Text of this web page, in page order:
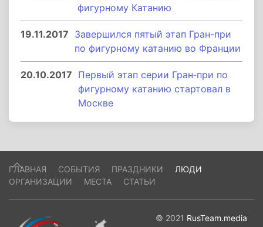
фигурному Катанию
19.11.2017 Завершился пятый этап Гран-при
по фигурному катанию во Франции
20.10.2017 Первый этап серии Гран‑при по
фигурному катанию стартовал в
Москве
ГЛАВНАЯ СОБЫТИЯ ПРАЗДНИКИ
ЛЮДИ
ОРГАНИЗАЦИИ
МЕСТА СТАТЬИ
© 2021 RusTeam.media